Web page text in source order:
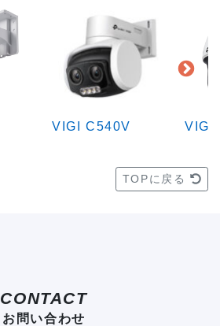
VIGI C540V VIGI
TOPに戻る
CONTACT
お問い合わせ